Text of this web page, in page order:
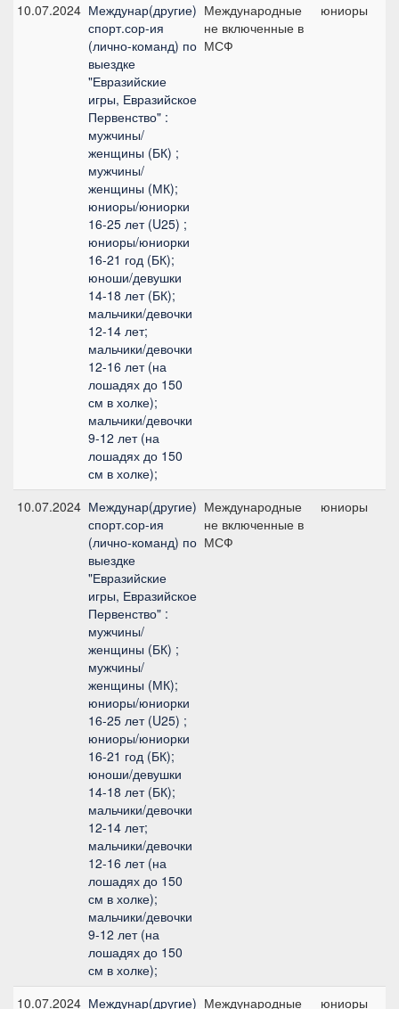
10.07.2024 Междунар(другие)
спорт.сор-ия
(лично-команд) по
выездке
"Евразийские
игры, Евразийское
Первенство" :
мужчины/
женщины (БК) ;
мужчины/
женщины (МК);
юниоры/юниорки
16-25 лет (U25) ;
юниоры/юниорки
16-21 год (БК);
юноши/девушки
14-18 лет (БК);
мальчики/девочки
12-14 лет;
мальчики/девочки
12-16 лет (на
лошадях до 150
см в холке);
мальчики/девочки
9-12 лет (на
лошадях до 150
см в холке);
Международные
не включенные в
МСФ
юниоры
10.07.2024 Междунар(другие)
спорт.сор-ия
(лично-команд) по
выездке
"Евразийские
игры, Евразийское
Первенство" :
мужчины/
женщины (БК) ;
мужчины/
женщины (МК);
юниоры/юниорки
16-25 лет (U25) ;
юниоры/юниорки
16-21 год (БК);
юноши/девушки
14-18 лет (БК);
мальчики/девочки
12-14 лет;
мальчики/девочки
12-16 лет (на
лошадях до 150
см в холке);
мальчики/девочки
9-12 лет (на
лошадях до 150
см в холке);
Международные
не включенные в
МСФ
юниоры
10.07.2024 Междунар(другие) Международные юниоры